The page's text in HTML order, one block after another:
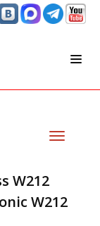
W212
W212